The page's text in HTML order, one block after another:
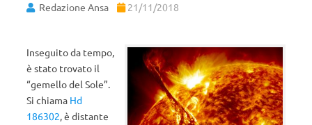
Redazione Ansa 21/11/2018
Inseguito da tempo,
è stato trovato il
“gemello del Sole”.
Si chiama Hd
186302, è distante